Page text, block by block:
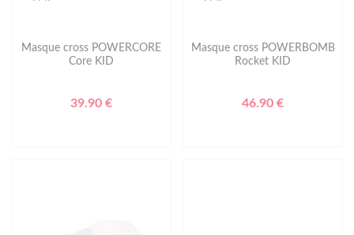
Masque cross POWERCORE
Core KID
39.90 €
Masque cross POWERBOMB
Rocket KID
46.90 €